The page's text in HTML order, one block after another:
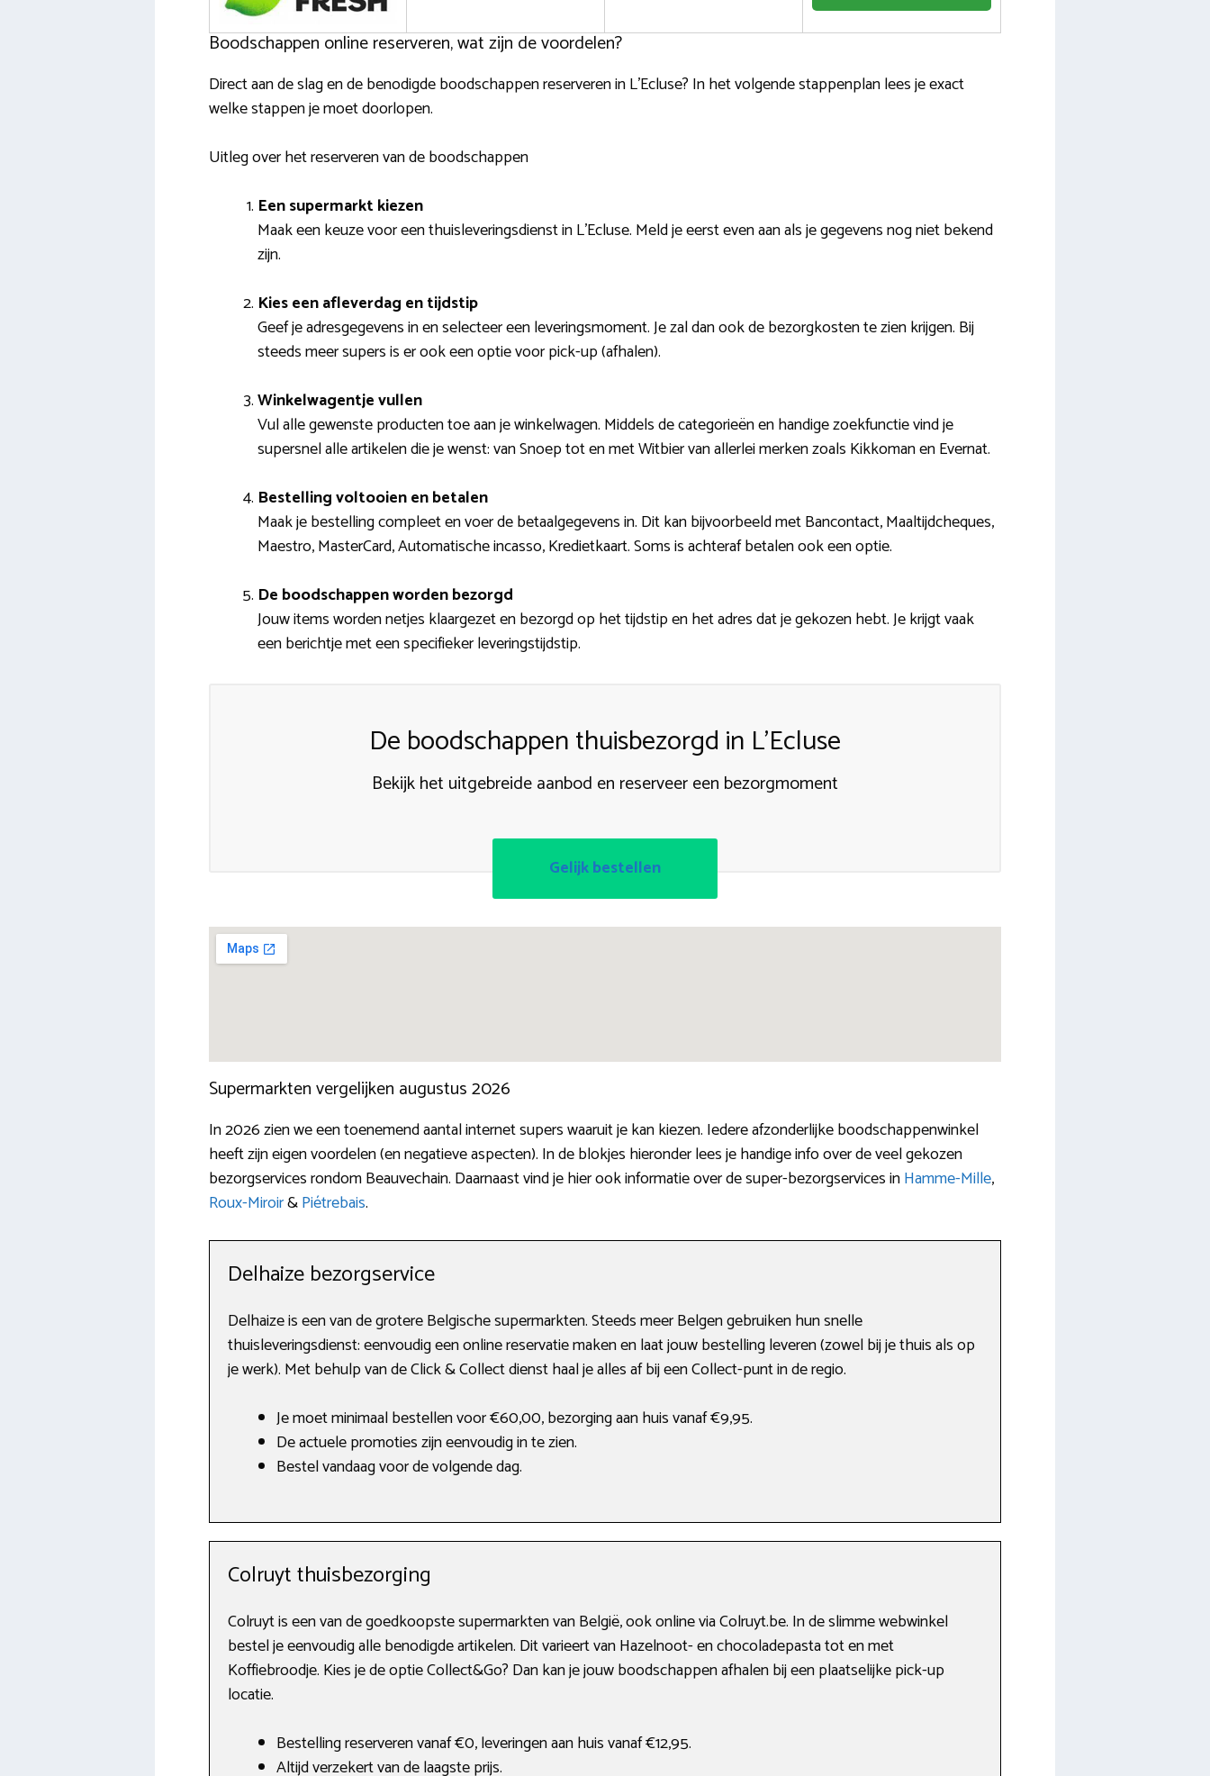
Boodschappen online reserveren, wat zijn de voordelen?
Direct aan de slag en de benodigde boodschappen reserveren in L’Ecluse? In het volgende stappenplan lees je exact
welke stappen je moet doorlopen.
Uitleg over het reserveren van de boodschappen
Een supermarkt kiezen
Maak een keuze voor een thuisleveringsdienst in L’Ecluse. Meld je eerst even aan als je gegevens nog niet bekend
zijn.
Kies een afleverdag en tijdstip
Geef je adresgegevens in en selecteer een leveringsmoment. Je zal dan ook de bezorgkosten te zien krijgen. Bij
steeds meer supers is er ook een optie voor pick-up (afhalen).
Winkelwagentje vullen
Vul alle gewenste producten toe aan je winkelwagen. Middels de categorieën en handige zoekfunctie vind je
supersnel alle artikelen die je wenst: van Snoep tot en met Witbier van allerlei merken zoals Kikkoman en Evernat.
Bestelling voltooien en betalen
Maak je bestelling compleet en voer de betaalgegevens in. Dit kan bijvoorbeeld met Bancontact, Maaltijdcheques,
Maestro, MasterCard, Automatische incasso, Kredietkaart. Soms is achteraf betalen ook een optie.
De boodschappen worden bezorgd
Jouw items worden netjes klaargezet en bezorgd op het tijdstip en het adres dat je gekozen hebt. Je krijgt vaak
een berichtje met een specifieker leveringstijdstip.
De boodschappen thuisbezorgd in L’Ecluse
Bekijk het uitgebreide aanbod en reserveer een bezorgmoment
Gelijk bestellen
Supermarkten vergelijken augustus 2026
In 2026 zien we een toenemend aantal internet supers waaruit je kan kiezen. Iedere afzonderlijke boodschappenwinkel
heeft zijn eigen voordelen (en negatieve aspecten). In de blokjes hieronder lees je handige info over de veel gekozen
bezorgservices rondom Beauvechain. Daarnaast vind je hier ook informatie over de super-bezorgservices inHamme-Mille,
Roux-Miroir&Piétrebais.
Delhaize bezorgservice
Delhaize is een van de grotere Belgische supermarkten. Steeds meer Belgen gebruiken hun snelle
thuisleveringsdienst: eenvoudig een online reservatie maken en laat jouw bestelling leveren (zowel bij je thuis als op
je werk). Met behulp van de Click & Collect dienst haal je alles af bij een Collect-punt in de regio.
Je moet minimaal bestellen voor €60,00, bezorging aan huis vanaf €9,95.
De actuele promoties zijn eenvoudig in te zien.
Bestel vandaag voor de volgende dag.
Colruyt thuisbezorging
Colruyt is een van de goedkoopste supermarkten van België, ook online via Colruyt.be. In de slimme webwinkel
bestel je eenvoudig alle benodigde artikelen. Dit varieert van Hazelnoot- en chocoladepasta tot en met
Koffiebroodje. Kies je de optie Collect&Go? Dan kan je jouw boodschappen afhalen bij een plaatselijke pick-up
locatie.
Bestelling reserveren vanaf €0, leveringen aan huis vanaf €12,95.
Altijd verzekert van de laagste prijs.